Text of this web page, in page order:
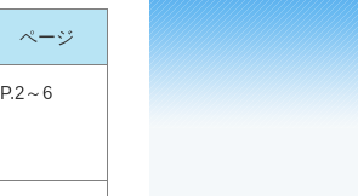
ページ
P.2～6